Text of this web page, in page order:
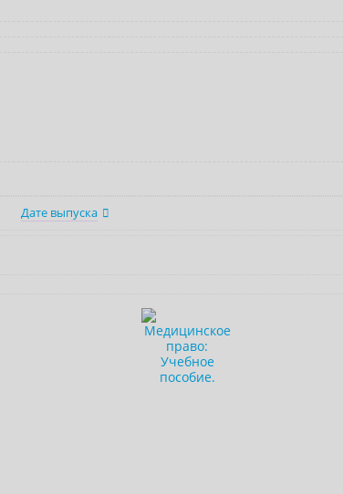
Дате выпуска